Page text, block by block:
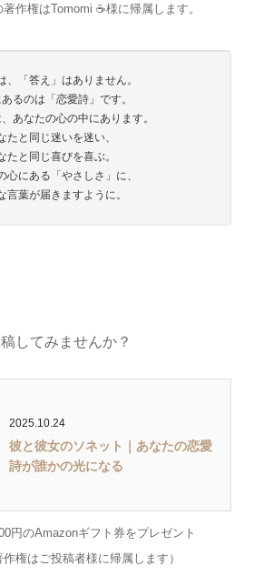
作権はTomomi ☕️様に帰属します。
、「答え」はありません。
るのは「恋愛詩」です。
、あなたの心の中にあります。
たと同じ迷いを迷い、
たと同じ喜びを喜ぶ。
心にある「やさしさ」に、
言葉が届きますように。
してみませんか？
2025.10.24
彼と彼女のソネット｜あなたの恋愛
詩が誰かの光になる
円のAmazonギフト券をプレゼント
権はご投稿者様に帰属します）